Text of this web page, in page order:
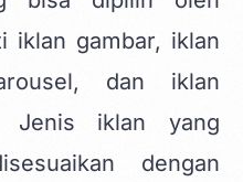
iklan gambar, iklan
dan iklan
Jenis iklan yang
dengan